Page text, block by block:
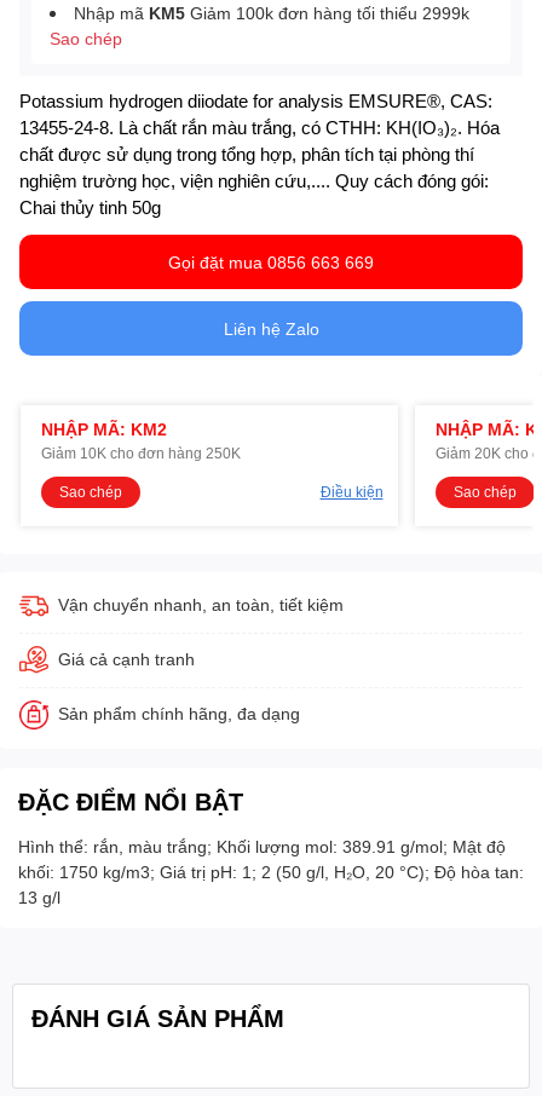
Nhập mã KM5 Giảm 100k đơn hàng tối thiểu 2999k
Sao chép
Potassium hydrogen diiodate for analysis EMSURE®, CAS:
13455-24-8. Là chất rắn màu trắng, có CTHH: KH(IO₃)₂. Hóa
chất được sử dụng trong tổng hợp, phân tích tại phòng thí
nghiệm trường học, viện nghiên cứu,.... Quy cách đóng gói:
Chai thủy tinh 50g
Gọi đặt mua 0856 663 669
Liên hệ Zalo
NHẬP MÃ: KM2
Giảm 10K cho đơn hàng 250K
Sao chép Điều kiện
NHẬP MÃ:
Giảm 20K cho
Sao chép
Vận chuyển nhanh, an toàn, tiết kiệm
Giá cả cạnh tranh
Sản phẩm chính hãng, đa dạng
ĐẶC ĐIỂM NỔI BẬT
Hình thể: rắn, màu trắng; Khối lượng mol: 389.91 g/mol; Mật độ
khối: 1750 kg/m3; Giá trị pH: 1; 2 (50 g/l, H₂O, 20 °C); Độ hòa tan:
13 g/l
ĐÁNH GIÁ SẢN PHẨM